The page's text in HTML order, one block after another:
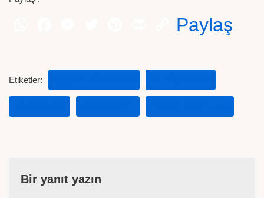
Paylaş
Etiketler:
Bir yanıt yazın